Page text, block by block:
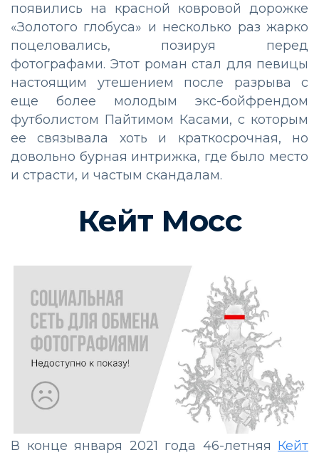
появились на красной ковровой дорожке
«Золотого глобуса» и несколько раз жарко
поцеловались, позируя перед
фотографами. Этот роман стал для певицы
настоящим утешением после разрыва с
еще более молодым экс-бойфрендом
футболистом Пайтимом Касами, с которым
ее связывала хоть и краткосрочная, но
довольно бурная интрижка, где было место
и страсти, и частым скандалам.
Кейт Мосс
В конце января 2021 года 46-летняя Кейт